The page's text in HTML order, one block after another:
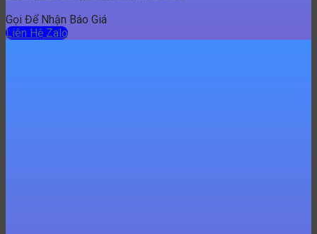
Gọi Để Nhận Báo Giá
Liên Hệ Zalo